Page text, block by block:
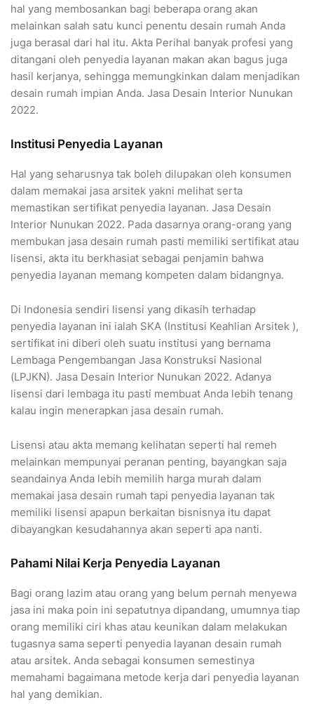
hal yang membosankan bagi beberapa orang akan
melainkan salah satu kunci penentu desain rumah Anda
juga berasal dari hal itu. Akta Perihal banyak profesi yang
ditangani oleh penyedia layanan makan akan bagus juga
hasil kerjanya, sehingga memungkinkan dalam menjadikan
desain rumah impian Anda. Jasa Desain Interior Nunukan
2022.
Institusi Penyedia Layanan
Hal yang seharusnya tak boleh dilupakan oleh konsumen
dalam memakai jasa arsitek yakni melihat serta
memastikan sertifikat penyedia layanan. Jasa Desain
Interior Nunukan 2022. Pada dasarnya orang-orang yang
membukan jasa desain rumah pasti memiliki sertifikat atau
lisensi, akta itu berkhasiat sebagai penjamin bahwa
penyedia layanan memang kompeten dalam bidangnya.
Di Indonesia sendiri lisensi yang dikasih terhadap
penyedia layanan ini ialah SKA (Institusi Keahlian Arsitek ),
sertifikat ini diberi oleh suatu institusi yang bernama
Lembaga Pengembangan Jasa Konstruksi Nasional
(LPJKN). Jasa Desain Interior Nunukan 2022. Adanya
lisensi dari lembaga itu pasti membuat Anda lebih tenang
kalau ingin menerapkan jasa desain rumah.
Lisensi atau akta memang kelihatan seperti hal remeh
melainkan mempunyai peranan penting, bayangkan saja
seandainya Anda lebih memilih harga murah dalam
memakai jasa desain rumah tapi penyedia layanan tak
memiliki lisensi apapun berkaitan bisnisnya itu dapat
dibayangkan kesudahannya akan seperti apa nanti.
Pahami Nilai Kerja Penyedia Layanan
Bagi orang lazim atau orang yang belum pernah menyewa
jasa ini maka poin ini sepatutnya dipandang, umumnya tiap
orang memiliki ciri khas atau keunikan dalam melakukan
tugasnya sama seperti penyedia layanan desain rumah
atau arsitek. Anda sebagai konsumen semestinya
memahami bagaimana metode kerja dari penyedia layanan
hal yang demikian.